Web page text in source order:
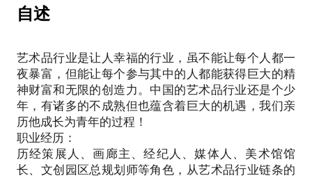
我们将艺术品行业按价值提供划分为13大类93个子行
业，共同构成了行业发展链条。
哪些是红海，哪些是蓝海？
哪些可以被新的模式颠覆？
自述
艺术品行业是让人幸福的行业，虽不能让每个人都一
夜暴富，但能让每个参与其中的人都能获得巨大的精
神财富和无限的创造力。中国的艺术品行业还是个少
年，有诸多的不成熟但也蕴含着巨大的机遇，我们亲
历他成长为青年的过程！
职业经历：
历经策展人、画廊主、经纪人、媒体人、美术馆馆
长、文创园区总规划师等角色，从艺术品行业链条的